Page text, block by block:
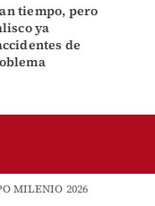
tiempo, pero
ya
de
MILENIO 2026